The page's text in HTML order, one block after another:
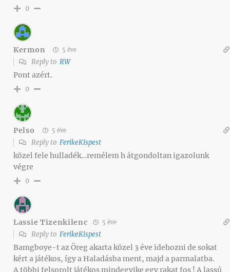
0
Kermon 5 éve
Reply to RW
Pont azért.
0
Pelso 5 éve
Reply to FerikeKispest
közel fele hulladék…remélem h átgondoltan igazolunk
végre
0
Lassie Tizenkilenc 5 éve
Reply to FerikeKispest
Bamgboye-t az Öreg akarta közel 3 éve idehozni de sokat
kért a játékos, így a Haladásba ment, majd a parmalatba.
A többi felsorolt játékos mindegyike egy rakat fos ! A lassú